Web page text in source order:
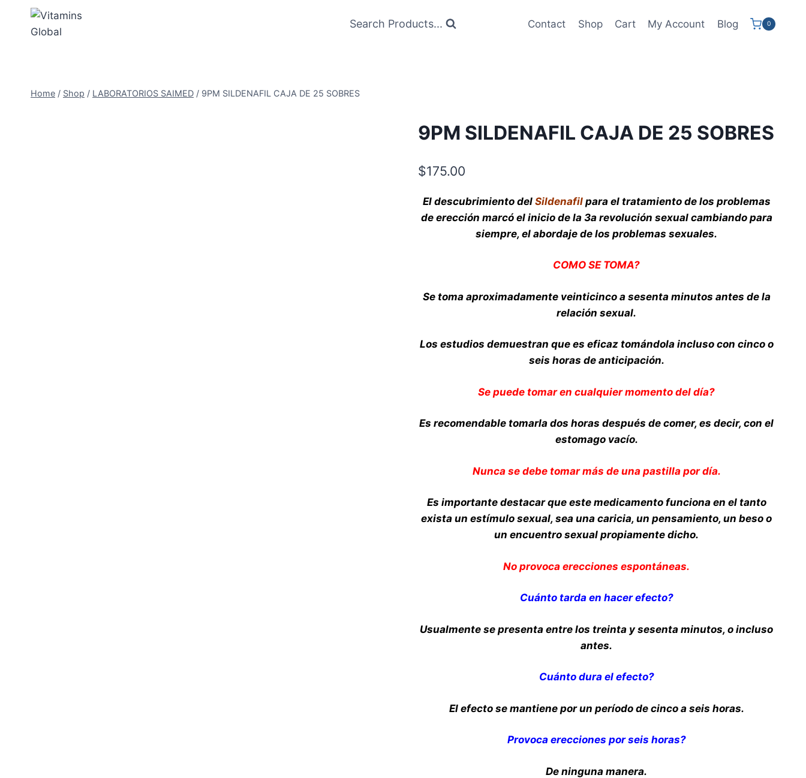
content
Search Products... Contact Shop Cart My Account Blog 0
Home / Shop / LABORATORIOS SAIMED / 9PM SILDENAFIL CAJA DE 25 SOBRES
9PM SILDENAFIL CAJA DE 25 SOBRES
$175.00
El descubrimiento del Sildenafilpara el tratamiento de los problemas
de erección marcó el inicio de la 3a revolución sexual cambiando para
siempre, el abordaje de los problemas sexuales.
COMO SE TOMA?
Se toma aproximadamente veinticinco a sesenta minutos antes de la
relación sexual.
Los estudios demuestran que es eficaz tomándola incluso con cinco o
seis horas de anticipación.
Se puede tomar en cualquier momento del día?
Es recomendable tomarla dos horas después de comer, es decir, con el
estomago vacío.
Nunca se debe tomar más de una pastilla por día.
Es importante destacar que este medicamento funciona en el tanto
exista un estímulo sexual, sea una caricia, un pensamiento, un beso o
un encuentro sexual propiamente dicho.
No provoca erecciones espontáneas.
Cuánto tarda en hacer efecto?
Usualmente se presenta entre los treinta y sesenta minutos, o incluso
antes.
Cuánto dura el efecto?
El efecto se mantiene por un período de cinco a seis horas.
Provoca erecciones por seis horas?
De ninguna manera.